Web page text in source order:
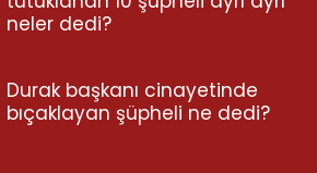
neler dedi?
Durak başkanı cinayetinde
bıçaklayan şüpheli ne dedi?